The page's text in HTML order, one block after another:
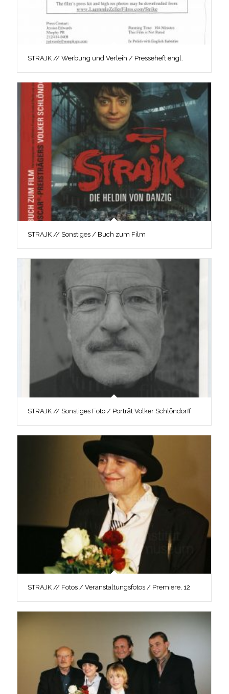
STRAJK // Werbung und Verleih / Presseheft engl.
STRAJK // Sonstiges / Buch zum Film
STRAJK // Sonstiges Foto / Porträt Volker Schlöndorff
STRAJK // Fotos / Veranstaltungsfotos / Premiere, 12